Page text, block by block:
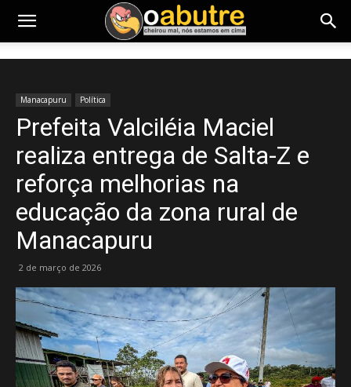
Manacapuru Política
Prefeita Valciléia Maciel
realiza entrega de Salta-Z e
reforça melhorias na
educação da zona rural de
Manacapuru
2 de março de 2026